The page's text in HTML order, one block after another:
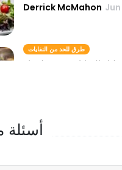
Derrick McMahon
طرق للحد من النفايات
النفايات في مطعمك
نفايات الطعام في المطاعمأسئلة